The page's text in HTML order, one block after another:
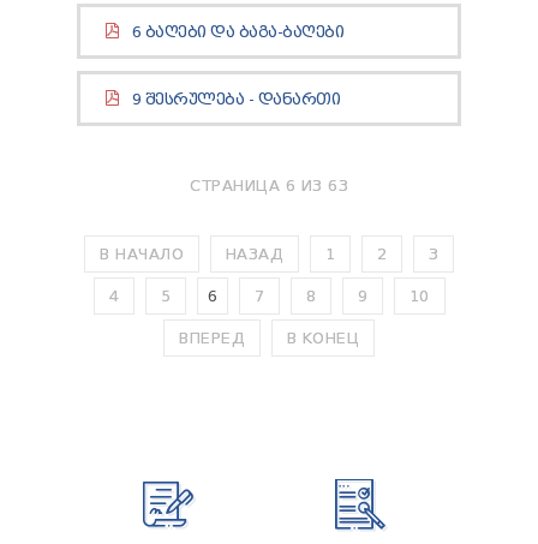
ОТЧЁТ ДЛЯ ПРЕДОСТАВЛЕНИЯ ПРЕЗИДЕНТУ И
ПАРЛАМЕНТУ
ТРЕБОВАНИЯ ПУБЛИЧНОЙ ИНФОРМАЦИИ
ПРАВИЛА ОБЖАЛОВАНИЯ
6 ᲑᲐᲦᲔᲑᲘ ᲓᲐ ᲑᲐᲒᲐ-ᲑᲐᲦᲔᲑᲘ
9 ᲨᲔᲡᲠᲣᲚᲔᲑᲐ - ᲓᲐᲜᲐᲠᲗᲘ
СТРАНИЦА 6 ИЗ 63
В НАЧАЛО НАЗАД 1 2 3
4 5 6 7 8 9 10
ВПЕРЕД В КОНЕЦ